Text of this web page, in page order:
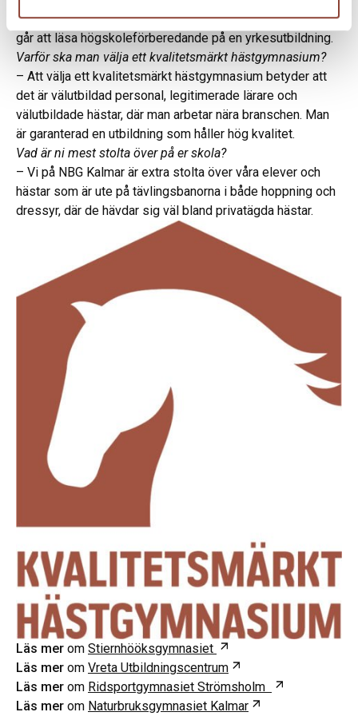
välutbildade och snälla. Föräldrarna undrar oftast om det
går att läsa högskoleförberedande på en yrkesutbildning.
Varför ska man välja ett kvalitetsmärkt hästgymnasium?
– Att välja ett kvalitetsmärkt hästgymnasium betyder att
det är välutbildad personal, legitimerade lärare och
välutbildade hästar, där man arbetar nära branschen. Man
är garanterad en utbildning som håller hög kvalitet.
Vad är ni mest stolta över på er skola?
– Vi på NBG Kalmar är extra stolta över våra elever och
hästar som är ute på tävlingsbanorna i både hoppning och
dressyr, där de hävdar sig väl bland privatägda hästar.
Läs mer om Stiernhööksgymnasiet
Läs mer om Vreta Utbildningscentrum
Läs mer om Ridsportgymnasiet Strömsholm
Läs mer om Naturbruksgymnasiet Kalmar